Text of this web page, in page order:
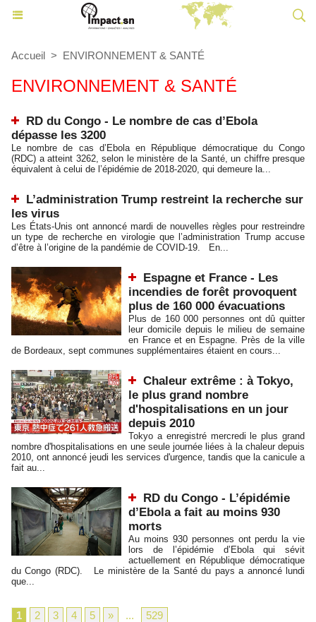
Accueil > ENVIRONNEMENT & SANTÉ
ENVIRONNEMENT & SANTÉ
RD du Congo - Le nombre de cas d’Ebola
dépasse les 3200
Le nombre de cas d’Ebola en République démocratique du Congo
(RDC) a atteint 3262, selon le ministère de la Santé, un chiffre presque
équivalent à celui de l’épidémie de 2018-2020, qui demeure la...
L’administration Trump restreint la recherche sur
les virus
Les États-Unis ont annoncé mardi de nouvelles règles pour restreindre
un type de recherche en virologie que l’administration Trump accuse
d’être à l’origine de la pandémie de COVID-19. En...
Espagne et France - Les
incendies de forêt provoquent
plus de 160 000 évacuations
Plus de 160 000 personnes ont dû quitter
leur domicile depuis le milieu de semaine
en France et en Espagne. Près de la ville
de Bordeaux, sept communes supplémentaires étaient en cours...
Chaleur extrême : à Tokyo,
le plus grand nombre
d'hospitalisations en un jour
depuis 2010
Tokyo a enregistré mercredi le plus grand
nombre d'hospitalisations en une seule journée liées à la chaleur depuis
2010, ont annoncé jeudi les services d'urgence, tandis que la canicule a
fait au...
RD du Congo - L’épidémie
d’Ebola a fait au moins 930
morts
Au moins 930 personnes ont perdu la vie
lors de l’épidémie d’Ebola qui sévit
actuellement en République démocratique
du Congo (RDC). Le ministère de la Santé du pays a annoncé lundi
que...
1 2 3 4 5 » ... 529